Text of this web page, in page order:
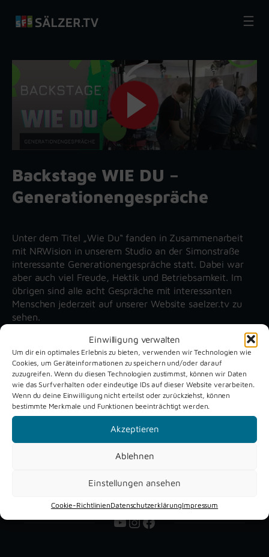
Einwilligung verwalten
Um dir ein optimales Erlebnis zu bieten, verwenden wir Technologien wie
Cookies, um Geräteinformationen zu speichern und/oder darauf
zuzugreifen. Wenn du diesen Technologien zustimmst, können wir Daten
wie das Surfverhalten oder eindeutige IDs auf dieser Website verarbeiten.
Wenn du deine Einwilligung nicht erteilst oder zurückziehst, können
bestimmte Merkmale und Funktionen beeinträchtigt werden.
Akzeptieren
Ablehnen
Einstellungen ansehen
Cookie-RichtlinienDatenschutzerklärungImpressum
Inhalt
Backstage WIE DU –
Generationengespräche
Unter dem Titel „Wie Du“ fanden in Zusammenarbeit
mit NRWision in unserem Studio an der Simonstraße
interessante Generationengespräche statt. Dabei war
aber auch viel Freude, Hektik und Betriebsamkeit. Im
übrigen sind alle acht Gespräche mit interessanten
Menschen jederzeit auf unserer Website saelzer.tv zu
sehen.
Unsere aktuellen Reportagen
Schützenfest
Verne 2026
Dreckburg
YouTube
Instagram
Facebook